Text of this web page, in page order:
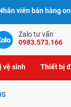
viên bán hàng
Zalo tư vấn
0983.573.166
vệ sinh Thiết bị